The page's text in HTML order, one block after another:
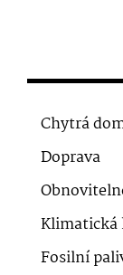
Chytrá
Doprava
Klimatická
Fosilní